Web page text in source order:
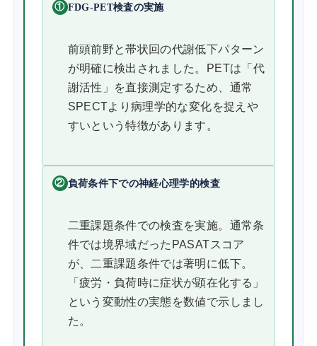
① FDG-PET検査の実施
前頭前野と帯状回の代謝低下パターン
が明確に検出されました。PETは「代
謝活性」を直接測定するため、通常
SPECTより病理学的な変化を捉えや
すいという特徴があります。
② 負荷条件下での神経心理学的検査
二重課題条件での検査を実施。通常条
件では境界域だったPASATスコア
が、二重課題条件では著明に低下。
「疲労・負荷時に症状が顕在化する」
という変動性の実態を数値で示しまし
た。